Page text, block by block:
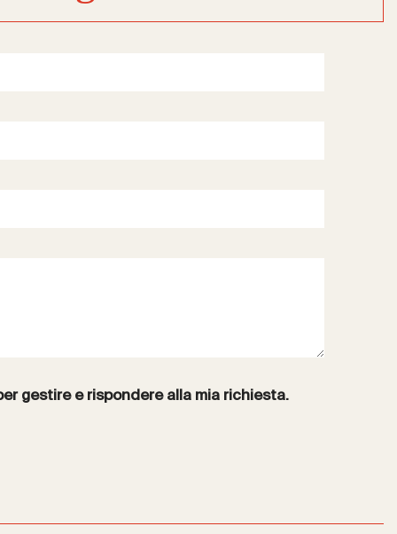
gestire e rispondere alla mia richiesta.